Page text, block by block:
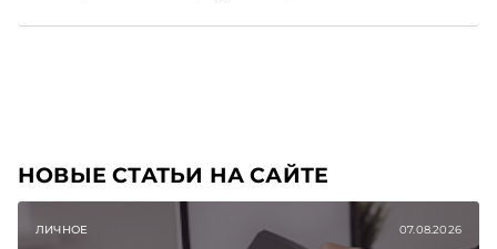
задолженность. Рассмотрим это на
НОВЫЕ СТАТЬИ НА САЙТЕ
ЛИЧНОЕ 07.08.2026